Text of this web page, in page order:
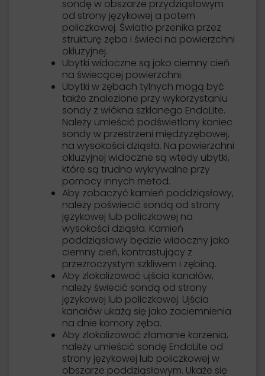
sondę w obszarze przydziąsłowym
od strony językowej a potem
policzkowej. Światło przenika przez
strukturę zęba i świeci na powierzchni
okluzyjnej.
Ubytki widoczne są jako ciemny cień
na świecącej powierzchni.
Ubytki w zębach tylnych mogą być
także znalezione przy wykorzystaniu
sondy z włókna szklanego EndoLite.
Należy umieścić podświetlony koniec
sondy w przestrzeni międzyzębowej,
na wysokości dziąsła. Na powierzchni
okluzyjnej widoczne są wtedy ubytki,
które są trudno wykrywalne przy
pomocy innych metod.
Aby zobaczyć kamień poddziąsłowy,
należy poświecić sondą od strony
językowej lub policzkowej na
wysokości dziąsła. Kamień
poddziąsłowy będzie widoczny jako
ciemny cień, kontrastujący z
przezroczystym szkliwem i zębiną.
Aby zlokalizować ujścia kanałów,
należy świecić sondą od strony
językowej lub policzkowej. Ujścia
kanałów ukażą się jako zaciemnienia
na dnie komory zęba.
Aby zlokalizować złamanie korzenia,
należy umieścić sondę EndoLite od
strony językowej lub policzkowej w
obszarze poddziąsłowym. Ukaże się